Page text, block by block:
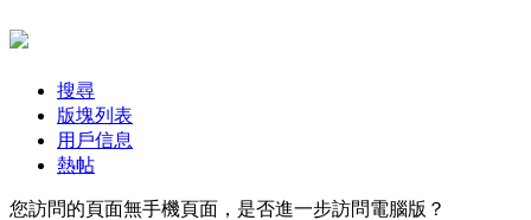
搜尋
版塊列表
用戶信息
熱帖
您訪問的頁面無手機頁面，是否進一步訪問電腦版？